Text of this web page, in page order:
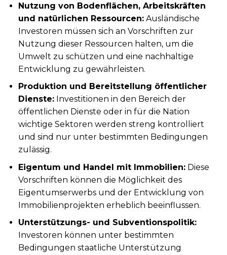
Nutzung von Bodenflächen, Arbeitskräften
und natürlichen Ressourcen:Ausländische
Investoren müssen sich an Vorschriften zur
Nutzung dieser Ressourcen halten, um die
Umwelt zu schützen und eine nachhaltige
Entwicklung zu gewährleisten.
Produktion und Bereitstellung öffentlicher
Dienste:Investitionen in den Bereich der
öffentlichen Dienste oder in für die Nation
wichtige Sektoren werden streng kontrolliert
und sind nur unter bestimmten Bedingungen
zulässig.
Eigentum und Handel mit Immobilien:Diese
Vorschriften können die Möglichkeit des
Eigentumserwerbs und der Entwicklung von
Immobilienprojekten erheblich beeinflussen.
Unterstützungs- und Subventionspolitik:
Investoren können unter bestimmten
Bedingungen staatliche Unterstützung